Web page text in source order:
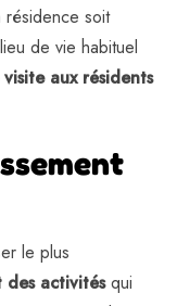
soit
de vie habituel
aux résidents
le plus
des activitésqui